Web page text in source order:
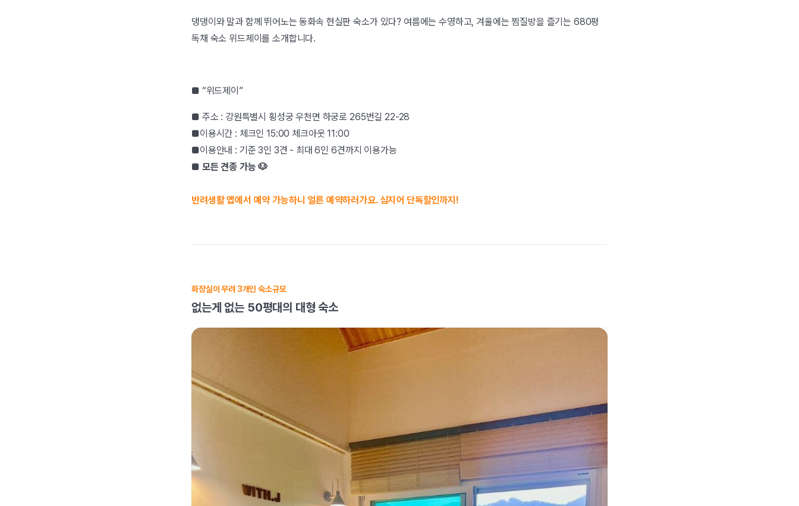
댕댕이와 말과 함께 뛰어노는 동화속 현실판 숙소가 있다? 여름에는 수영하고, 겨울에는 찜질방을 즐기는 680평
독채 숙소 위드제이를 소개합니다.
■ “위드제이”
■ 주소 : 강원특별시 횡성궁 우천면 하궁로 265번길 22-28
■이용시간 : 체크인 15:00 체크아웃 11:00
■이용안내 : 기준 3인 3견 - 최대 6인 6견까지 이용가능
■ 모든 견종 가능 🐶
반려생활 앱에서 예약 가능하니 얼른 예약하러가요. 심지어 단독할인까지!
화장실이 무려 3개인 숙소규모
없는게 없는 50평대의 대형 숙소